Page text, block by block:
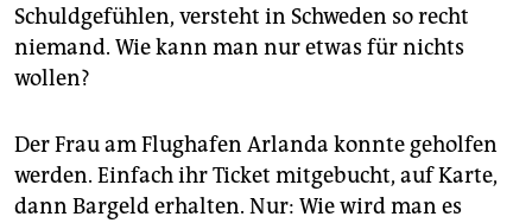
Schuldgefühlen, versteht in Schweden so recht
niemand. Wie kann man nur etwas für nichts
wollen?
Der Frau am Flughafen Arlanda konnte geholfen
werden. Einfach ihr Ticket mitgebucht, auf Karte,
dann Bargeld erhalten. Nur: Wie wird man es